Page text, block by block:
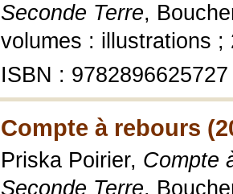
Seconde Terre,
volumes : illustrations ;
ISBN : 9782896625727
Compte à rebours
Priska Poirier, Compte
Seconde Terre,